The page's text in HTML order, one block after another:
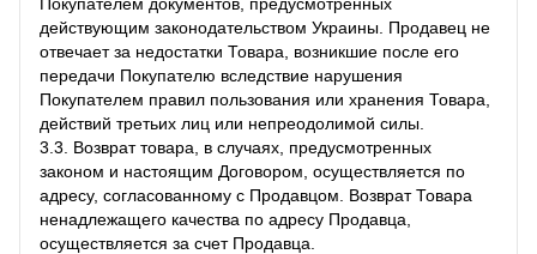
действующим законодательством Украины. Продавец не
отвечает за недостатки Товара, возникшие после его
передачи Покупателю вследствие нарушения
Покупателем правил пользования или хранения Товара,
действий третьих лиц или непреодолимой силы.
3.3. Возврат товара, в случаях, предусмотренных
законом и настоящим Договором, осуществляется по
адресу, согласованному с Продавцом. Возврат Товара
ненадлежащего качества по адресу Продавца,
осуществляется за счет Продавца.